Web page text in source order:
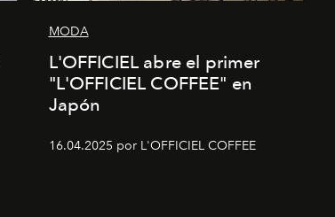
MODA
L'OFFICIEL abre el primer
"L'OFFICIEL COFFEE" en
Japón
16.04.2025 por L'OFFICIEL COFFEE